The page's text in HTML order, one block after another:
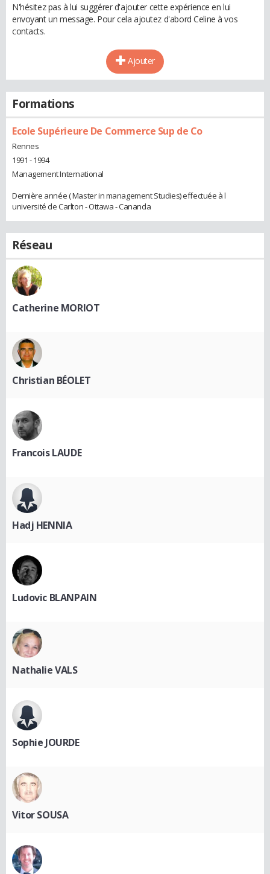
N'hésitez pas à lui suggérer d'ajouter cette expérience en lui
envoyant un message. Pour cela ajoutez d'abord Celine à vos
contacts.
Ajouter
Formations
Ecole Supérieure De Commerce Sup de Co
Rennes
1991 - 1994
Management International
Dernière année ( Master in management Studies) effectuée à l
université de Carlton - Ottawa - Cananda
Réseau
Catherine MORIOT
Christian BÉOLET
Francois LAUDE
Hadj HENNIA
Ludovic BLANPAIN
Nathalie VALS
Sophie JOURDE
Vitor SOUSA